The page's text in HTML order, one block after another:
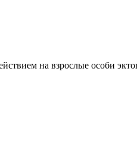
на взрослые особи